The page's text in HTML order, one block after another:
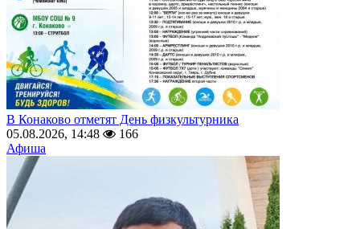
В Конаково отметят День физкультурника
05.08.2026, 14:48
166
Афиша